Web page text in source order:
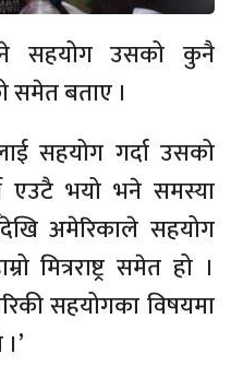
सहयोग उसको कुनै
समेत बताए ।
सहयोग गर्दा उसको
एउटै भयो भने समस्या
अमेरिकाले सहयोग
मित्रराष्ट्र समेत हो ।
सहयोगका विषयमा